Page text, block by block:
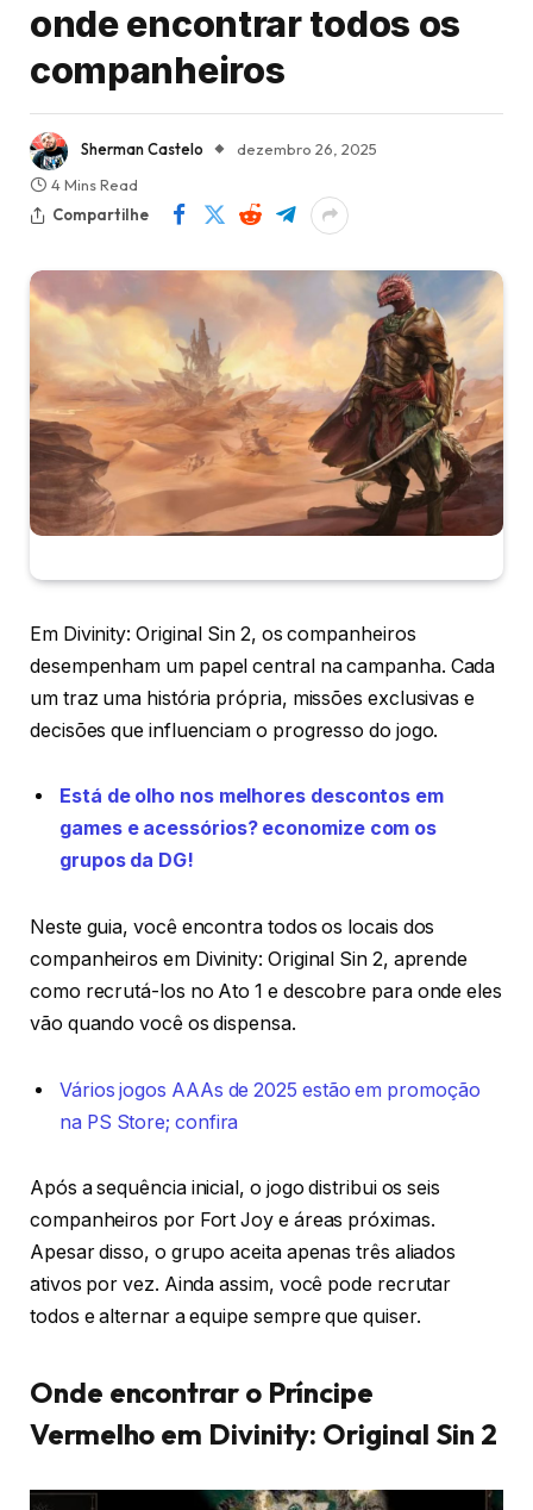
onde encontrar todos os
companheiros
Sherman Castelo
dezembro 26, 2025
4 Mins Read
Compartilhe
Em Divinity: Original Sin 2, os companheiros
desempenham um papel central na campanha. Cada
um traz uma história própria, missões exclusivas e
decisões que influenciam o progresso do jogo.
Está de olho nos melhores descontos em
games e acessórios? economize com os
grupos da DG!
Neste guia, você encontra todos os locais dos
companheiros em Divinity: Original Sin 2, aprende
como recrutá-los no Ato 1 e descobre para onde eles
vão quando você os dispensa.
Vários jogos AAAs de 2025 estão em promoção
na PS Store; confira
Após a sequência inicial, o jogo distribui os seis
companheiros por Fort Joy e áreas próximas.
Apesar disso, o grupo aceita apenas três aliados
ativos por vez. Ainda assim, você pode recrutar
todos e alternar a equipe sempre que quiser.
Onde encontrar o Príncipe
Vermelho em Divinity: Original Sin 2